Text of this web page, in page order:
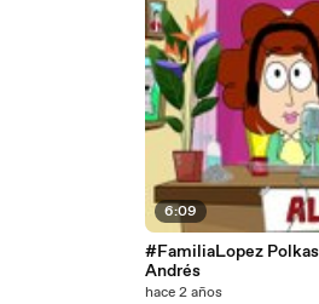
6:09
#FamiliaLopez
Andrés
hace 2 años